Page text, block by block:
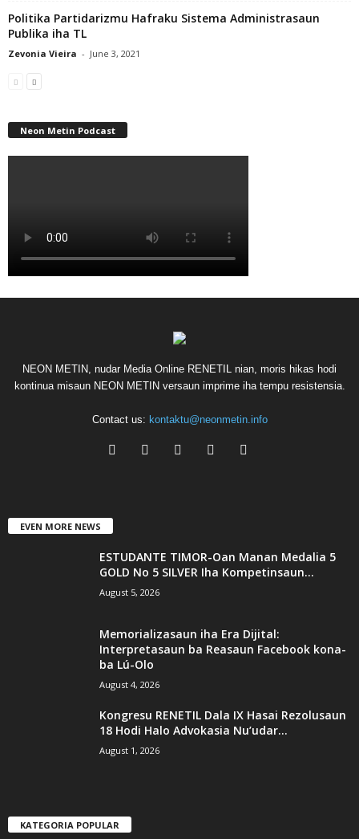
Politika Partidarizmu Hafraku Sistema Administrasaun
Publika iha TL
Zevonia Vieira - June 3, 2021
Neon Metin Podcast
NEON METIN, nudar Media Online RENETIL nian, moris hikas hodi
kontinua misaun NEON METIN versaun imprime iha tempu resistensia.
Contact us: kontaktu@neonmetin.info
EVEN MORE NEWS
ESTUDANTE TIMOR-Oan Manan Medalia 5
GOLD No 5 SILVER Iha Kompetinsaun...
August 5, 2026
Memorializasaun iha Era Dijital:
Interpretasaun ba Reasaun Facebook kona-
ba Lú-Olo
August 4, 2026
Kongresu RENETIL Dala IX Hasai Rezolusaun
18 Hodi Halo Advokasia Nu’udar...
August 1, 2026
KATEGORIA POPULAR